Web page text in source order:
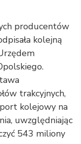
producentów
kolejną
trakcyjnych,
kolejowy na
uwzględniając
543 miliony